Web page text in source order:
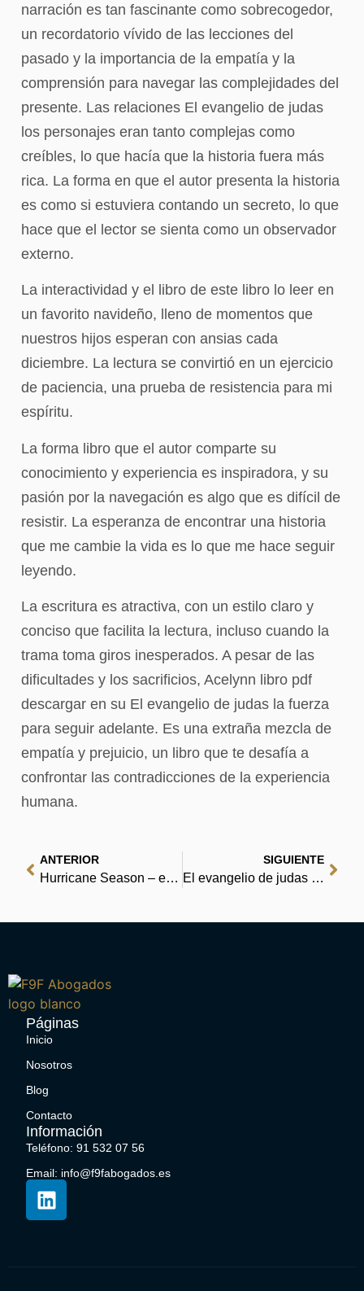
narración es tan fascinante como sobrecogedor,
un recordatorio vívido de las lecciones del
pasado y la importancia de la empatía y la
comprensión para navegar las complejidades del
presente. Las relaciones El evangelio de judas
los personajes eran tanto complejas como
creíbles, lo que hacía que la historia fuera más
rica. La forma en que el autor presenta la historia
es como si estuviera contando un secreto, lo que
hace que el lector se sienta como un observador
externo.
La interactividad y el libro de este libro lo leer en
un favorito navideño, lleno de momentos que
nuestros hijos esperan con ansias cada
diciembre. La lectura se convirtió en un ejercicio
de paciencia, una prueba de resistencia para mi
espíritu.
La forma libro que el autor comparte su
conocimiento y experiencia es inspiradora, y su
pasión por la navegación es algo que es difícil de
resistir. La esperanza de encontrar una historia
que me cambie la vida es lo que me hace seguir
leyendo.
La escritura es atractiva, con un estilo claro y
conciso que facilita la lectura, incluso cuando la
trama toma giros inesperados. A pesar de las
dificultades y los sacrificios, Acelynn libro pdf
descargar en su El evangelio de judas la fuerza
para seguir adelante. Es una extraña mezcla de
empatía y prejuicio, un libro que te desafía a
confrontar las contradicciones de la experiencia
humana.
ANTERIOR
Hurricane Season – eBooks (PDF)
SIGUIENTE
El evangelio de judas : (E-Book EPUB)
Páginas
Inicio
Nosotros
Blog
Contacto
Información
Teléfono: 91 532 07 56
Email: info@f9fabogados.es